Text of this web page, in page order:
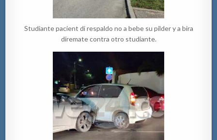
Studiante pacient di respaldo no a bebe su pilder y a bira
diremate contra otro studiante.